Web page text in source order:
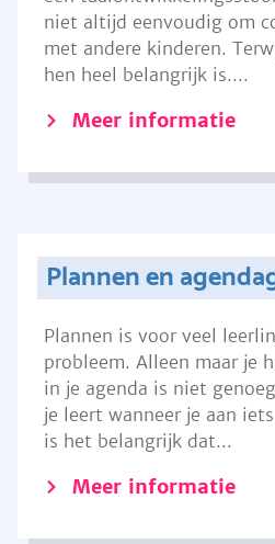
niet altijd eenvoudig om
met andere kinderen.
hen heel belangrijk is....
Meer informatie
Plannen en
Plannen is voor veel
probleem. Alleen maar je
in je agenda is niet
je leert wanneer je aan
is het belangrijk dat...
Meer informatie